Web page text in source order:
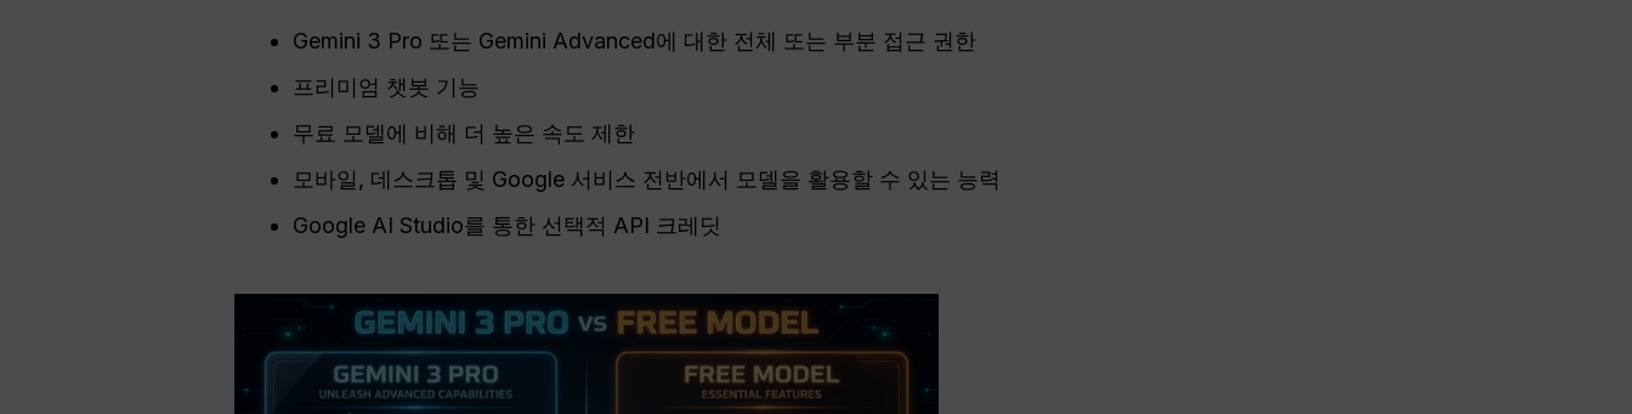
Gemini 3 Pro 또는 Gemini Advanced에 대한 전체 또는 부분 접근 권한
프리미엄 챗봇 기능
무료 모델에 비해 더 높은 속도 제한
모바일, 데스크톱 및 Google 서비스 전반에서 모델을 활용할 수 있는 능력
Google AI Studio를 통한 선택적 API 크레딧